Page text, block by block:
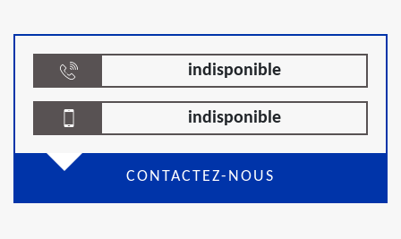
indisponible
indisponible
CONTACTEZ-NOUS